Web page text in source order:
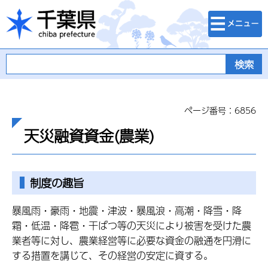
千葉県
検索・メニュ
ー
ページ番号：6856
天災融資資金(農業)
制度の趣旨
暴風雨・豪雨・地震・津波・暴風浪・高潮・降雪・降
霜・低温・降雹・干ばつ等の天災により被害を受けた農
業者等に対し、農業経営等に必要な資金の融通を円滑に
する措置を講じて、その経営の安定に資する。